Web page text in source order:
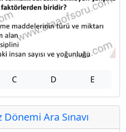
C D E
Ara Sınavı